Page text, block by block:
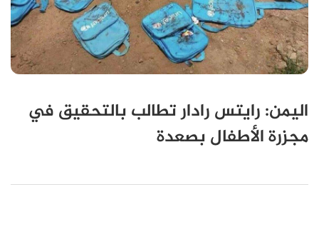
اليمن: رايتس رادار تطالب بالتحقيق في
مجزرة الأطفال بصعدة